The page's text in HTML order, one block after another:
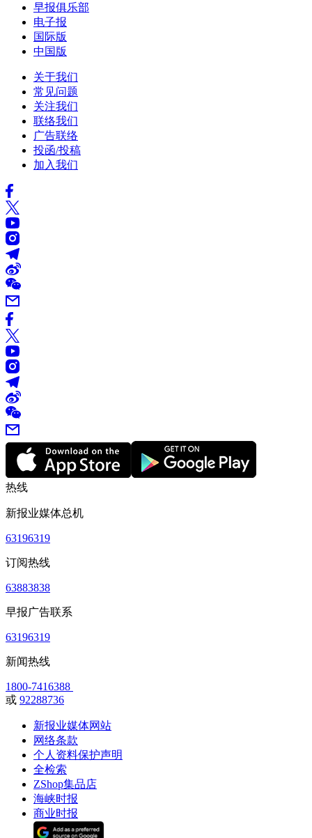
早报俱乐部
电子报
国际版
中国版
关于我们
常见问题
关注我们
联络我们
广告联络
投函/投稿
加入我们
热线
新报业媒体总机
63196319
订阅热线
63883838
早报广告联系
63196319
新闻热线
1800-7416388
或 92288736
新报业媒体网站
网络条款
个人资料保护声明
全检索
ZShop集品店
海峡时报
商业时报